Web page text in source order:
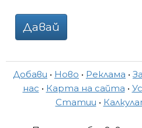
Давай
Добави • Ново • Реклама •
нас • Карта на сайта •
Статии •